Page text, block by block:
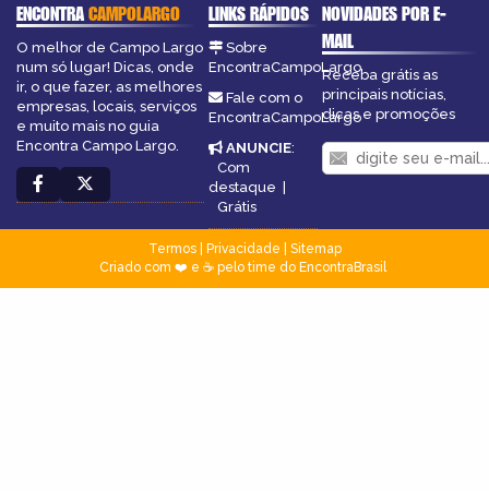
ENCONTRACAMPOLARGO
O melhor de Campo Largo
num só lugar! Dicas, onde
ir, o que fazer, as melhores
empresas, locais, serviços
e muito mais no guia
Encontra Campo Largo.
LINKS RÁPIDOS
Sobre
EncontraCampoLargo
Fale com o
EncontraCampoLargo
ANUNCIE:
Com
destaque |
Grátis
NOVIDADES POR E-
MAIL
Receba grátis as
principais notícias,
dicas e promoções
Termos| Privacidade
Sitemap
Criado com ❤️ e ☕ pelo time do EncontraBrasil